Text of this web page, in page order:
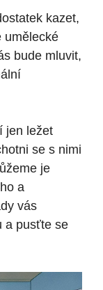
kazet,
umělecké
bude mluvit,
jen ležet
se s nimi
je
a
vás
a pusťte se